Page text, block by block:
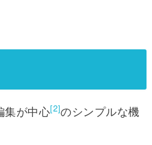
集が中心[2]のシンプルな機